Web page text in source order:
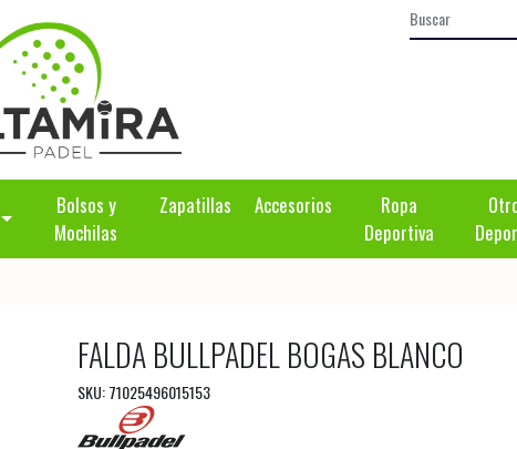
Bolsos y
Mochilas
Zapatillas Accesorios
Ropa
Deportiva
FALDA BULLPADEL BOGAS BLANCO
SKU: 71025496015153